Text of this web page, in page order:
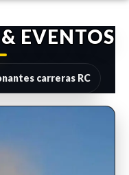
EVENTOS
carreras RC